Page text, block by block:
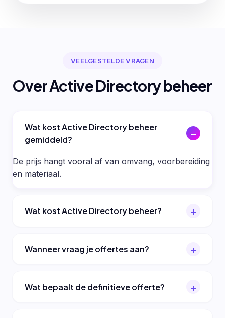
VEELGESTELDE VRAGEN
Over Active Directory beheer
Wat kost Active Directory beheer
gemiddeld?
De prijs hangt vooral af van omvang, voorbereiding
en materiaal.
Wat kost Active Directory beheer?
Wanneer vraag je offertes aan?
Wat bepaalt de definitieve offerte?